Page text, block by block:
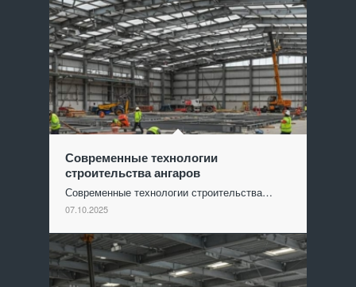
Современные технологии
строительства ангаров
Современные технологии строительства…
07.10.2025